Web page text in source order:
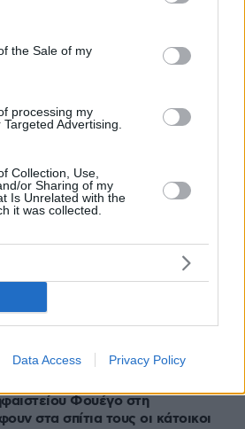
Google and its third-party tags to
specified purposes in below Google
the Sale of my
processing my
Advertising.
Collection, Use,
or Sharing of my
Is Unrelated with the
it was collected.
Data Access Privacy Policy
κολοκυθάκια
νότια της Ιεράπετρας
ίωση»: Το τελευταίο μήνυμα
σύζυγό της πριν δολοφονήσει
Φουέγο στη
στα σπίτια τους οι κάτοικοι